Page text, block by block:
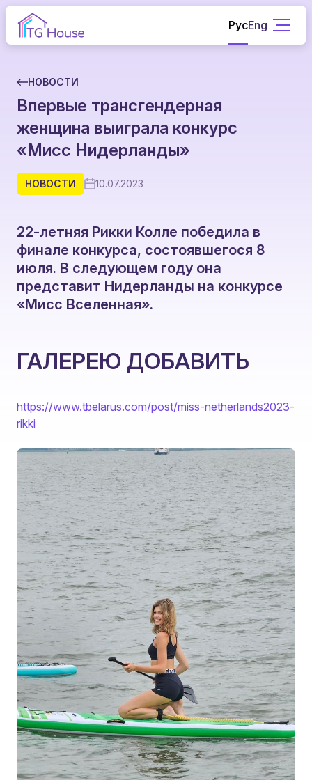
РусEng
НОВОСТИ
Впервые трансгендерная
женщина выиграла конкурс
«Мисс Нидерланды»
НОВОСТИ 10.07.2023
22-летняя Рикки Колле победила в
финале конкурса, состоявшегося 8
июля. В следующем году она
представит Нидерланды на конкурсе
«Мисс Вселенная».
ГАЛЕРЕЮ ДОБАВИТЬ
https://www.tbelarus.com/post/miss-netherlands2023-
rikki